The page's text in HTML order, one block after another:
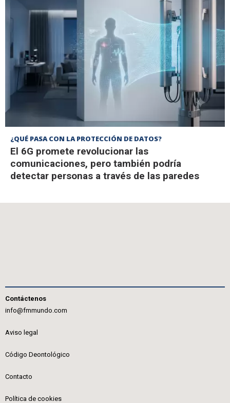
¿QUÉ PASA CON LA PROTECCIÓN DE DATOS?
El 6G promete revolucionar las
comunicaciones, pero también podría
detectar personas a través de las paredes
Contáctenos
info@fmmundo.com
Aviso legal
Código Deontológico
Contacto
Política de cookies